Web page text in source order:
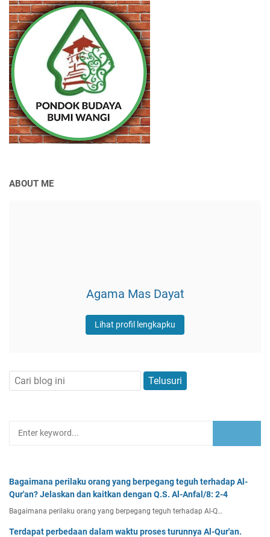
ABOUT ME
Agama Mas Dayat
Lihat profil lengkapku
Bagaimana perilaku orang yang berpegang teguh terhadap Al-
Qur'an? Jelaskan dan kaitkan dengan Q.S. Al-Anfal/8: 2-4
Bagaimana perilaku orang yang berpegang teguh terhadap Al-Q…
Terdapat perbedaan dalam waktu proses turunnya Al-Qur'an.